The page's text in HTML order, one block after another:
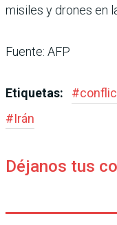
misiles y drones en
Fuente: AFP
Etiquetas: #
#Irán
Déjanos tus